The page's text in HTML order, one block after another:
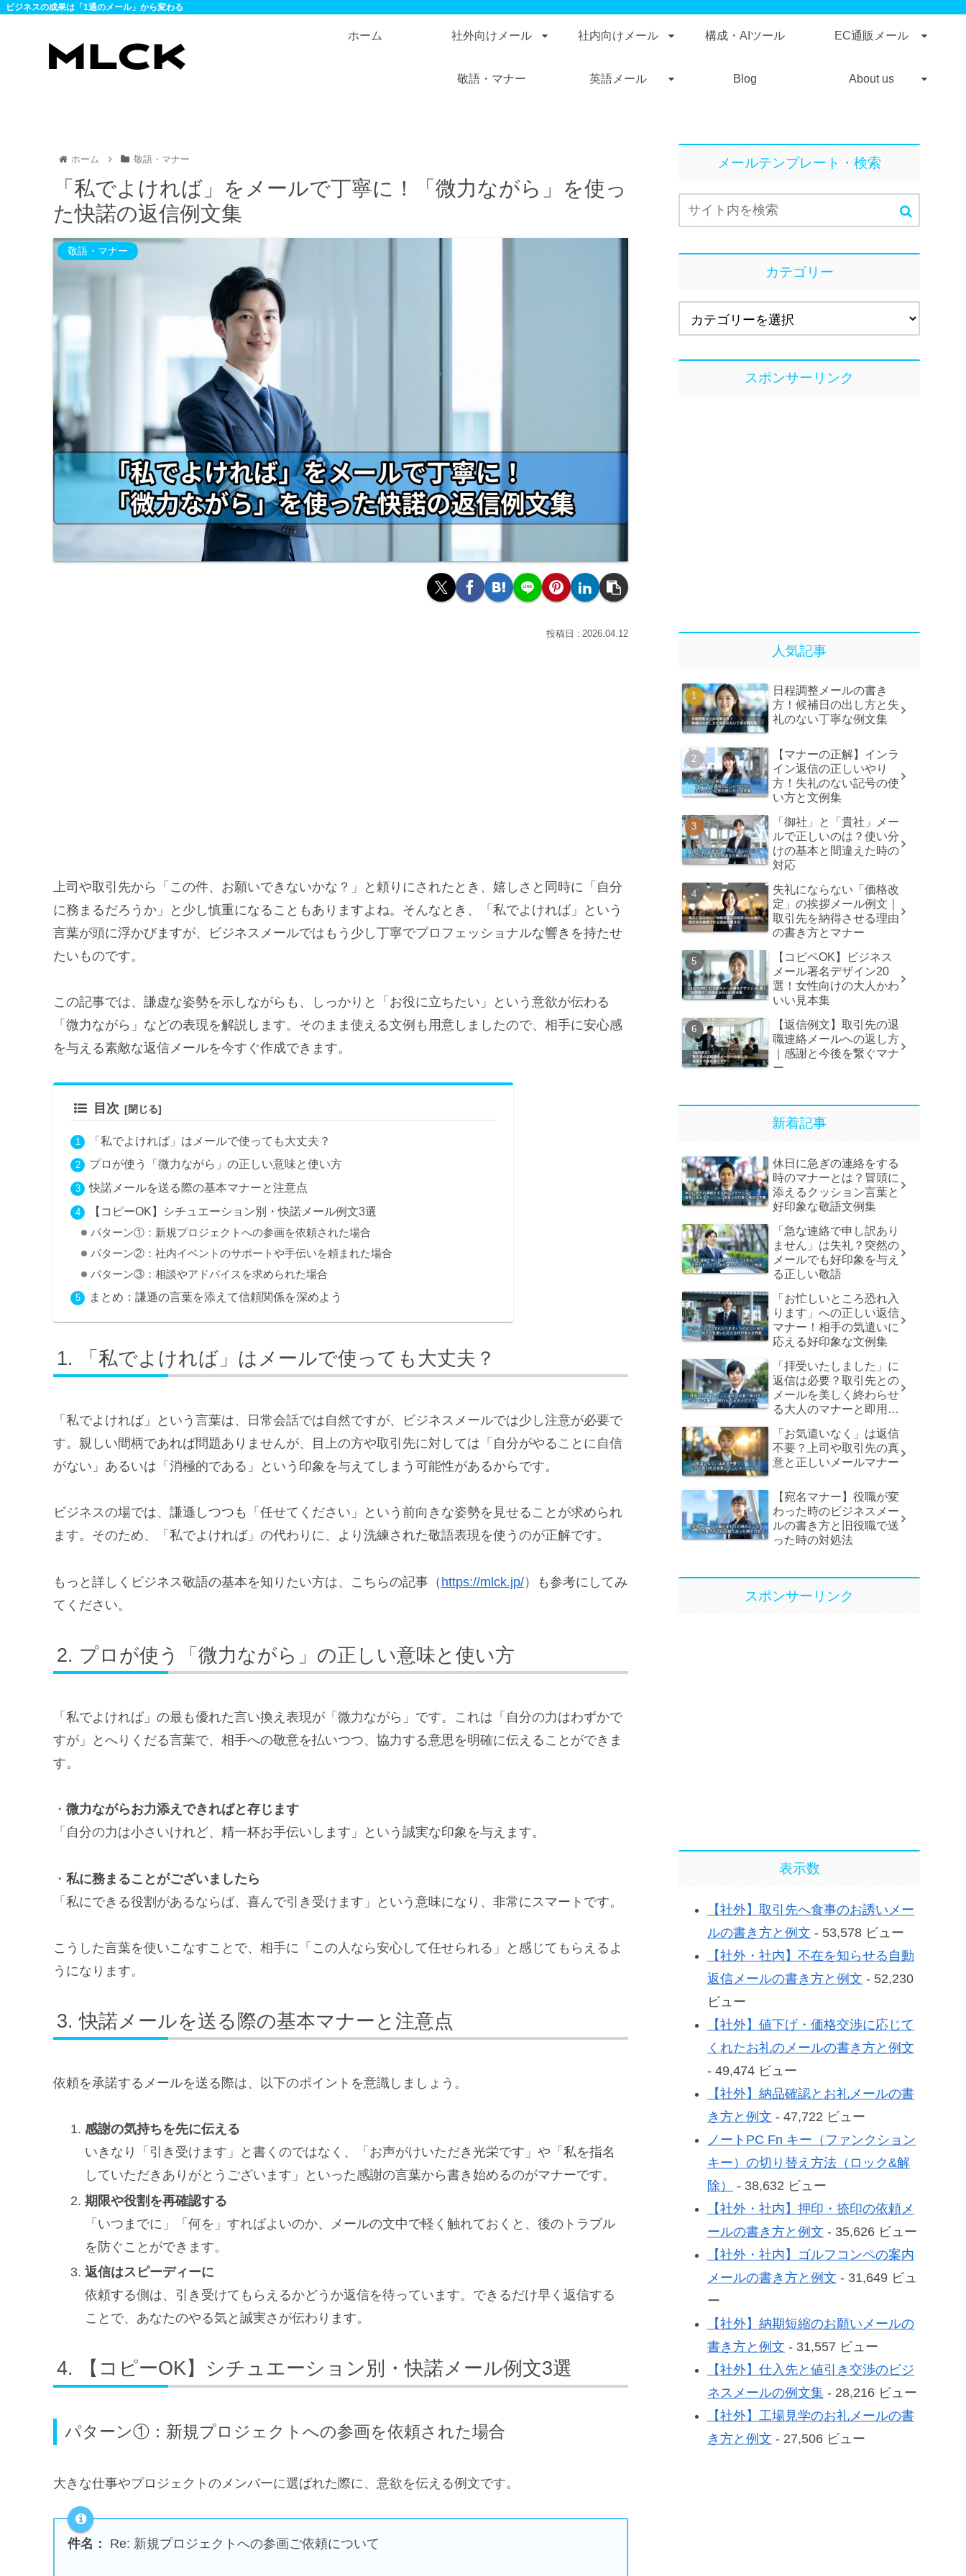
ビジネスの成果は「1通のメール」から変わる
ホーム 社外向けメール 社内向けメール 構成・AIツール EC通販メール
敬語・マナー 英語メール Blog About us
ホーム 敬語・マナー
「私でよければ」をメールで丁寧に！「微力ながら」を使っ
た快諾の返信例文集
敬語・マナー
2026.04.12
上司や取引先から「この件、お願いできないかな？」と頼りにされたとき、嬉しさと同時に「自分
に務まるだろうか」と少し慎重になることもありますよね。そんなとき、「私でよければ」という
言葉が頭に浮かびますが、ビジネスメールではもう少し丁寧でプロフェッショナルな響きを持たせ
たいものです。
この記事では、謙虚な姿勢を示しながらも、しっかりと「お役に立ちたい」という意欲が伝わる
「微力ながら」などの表現を解説します。そのまま使える文例も用意しましたので、相手に安心感
を与える素敵な返信メールを今すぐ作成できます。
目次
「私でよければ」はメールで使っても大丈夫？
プロが使う「微力ながら」の正しい意味と使い方
快諾メールを送る際の基本マナーと注意点
【コピーOK】シチュエーション別・快諾メール例文3選
パターン①：新規プロジェクトへの参画を依頼された場合
パターン②：社内イベントのサポートや手伝いを頼まれた場合
パターン③：相談やアドバイスを求められた場合
まとめ：謙遜の言葉を添えて信頼関係を深めよう
「私でよければ」はメールで使っても大丈夫？
「私でよければ」という言葉は、日常会話では自然ですが、ビジネスメールでは少し注意が必要で
す。親しい間柄であれば問題ありませんが、目上の方や取引先に対しては「自分がやることに自信
がない」あるいは「消極的である」という印象を与えてしまう可能性があるからです。
ビジネスの場では、謙遜しつつも「任せてください」という前向きな姿勢を見せることが求められ
ます。そのため、「私でよければ」の代わりに、より洗練された敬語表現を使うのが正解です。
もっと詳しくビジネス敬語の基本を知りたい方は、こちらの記事（ https://mlck.jp/）も参考にしてみ
てください。
プロが使う「微力ながら」の正しい意味と使い方
「私でよければ」の最も優れた言い換え表現が「微力ながら」です。これは「自分の力はわずかで
すが」とへりくだる言葉で、相手への敬意を払いつつ、協力する意思を明確に伝えることができま
す。
・ 微力ながらお力添えできればと存じます
「自分の力は小さいけれど、精一杯お手伝いします」という誠実な印象を与えます。
・ 私に務まることがございましたら
「私にできる役割があるならば、喜んで引き受けます」という意味になり、非常にスマートです。
こうした言葉を使いこなすことで、相手に「この人なら安心して任せられる」と感じてもらえるよ
うになります。
快諾メールを送る際の基本マナーと注意点
依頼を承諾するメールを送る際は、以下のポイントを意識しましょう。
感謝の気持ちを先に伝える
いきなり「引き受けます」と書くのではなく、「お声がけいただき光栄です」や「私を指名
していただきありがとうございます」といった感謝の言葉から書き始めるのがマナーです。
期限や役割を再確認する
「いつまでに」「何を」すればよいのか、メールの文中で軽く触れておくと、後のトラブル
を防ぐことができます。
返信はスピーディーに
依頼する側は、引き受けてもらえるかどうか返信を待っています。できるだけ早く返信する
ことで、あなたのやる気と誠実さが伝わります。
【コピーOK】シチュエーション別・快諾メール例文3選
パターン①：新規プロジェクトへの参画を依頼された場合
大きな仕事やプロジェクトのメンバーに選ばれた際に、意欲を伝える例文です。
件名： Re: 新規プロジェクトへの参画ご依頼について
メールテンプレート・検索
カテゴリー
スポンサーリンク
人気記事
日程調整メールの書き
方！候補日の出し方と失
礼のない丁寧な例文集
【マナーの正解】インラ
イン返信の正しいやり
方！失礼のない記号の使
い方と文例集
「御社」と「貴社」メー
ルで正しいのは？使い分
けの基本と間違えた時の
対応
失礼にならない「価格改
定」の挨拶メール例文｜
取引先を納得させる理由
の書き方とマナー
【コピペOK】ビジネス
メール署名デザイン20
選！女性向けの大人かわ
いい見本集
【返信例文】取引先の退
職連絡メールへの返し方
｜感謝と今後を繋ぐマナ
ー
新着記事
休日に急ぎの連絡をする
時のマナーとは？冒頭に
添えるクッション言葉と
好印象な敬語文例集
「急な連絡で申し訳あり
ません」は失礼？突然の
メールでも好印象を与え
る正しい敬語
「お忙しいところ恐れ入
ります」への正しい返信
マナー！相手の気遣いに
応える好印象な文例集
「拝受いたしました」に
返信は必要？取引先との
メールを美しく終わらせ
る大人のマナーと即用文
「お気遣いなく」は返信
不要？上司や取引先の真
意と正しいメールマナー
【宛名マナー】役職が変
わった時のビジネスメー
ルの書き方と旧役職で送
った時の対処法
スポンサーリンク
表示数
【社外】取引先へ食事のお誘いメー
ルの書き方と例文 - 53,578 ビュー
【社外・社内】不在を知らせる自動
返信メールの書き方と例文 - 52,230
ビュー
【社外】値下げ・価格交渉に応じて
くれたお礼のメールの書き方と例文
- 49,474 ビュー
【社外】納品確認とお礼メールの書
き方と例文 - 47,722 ビュー
ノートPC Fn キー（ファンクション
キー）の切り替え方法（ロック&解
除）
- 38,632 ビュー
【社外・社内】押印・捺印の依頼メ
ールの書き方と例文 - 35,626 ビュー
【社外・社内】ゴルフコンペの案内
メールの書き方と例文 - 31,649 ビュ
ー
【社外】納期短縮のお願いメールの
書き方と例文 - 31,557 ビュー
【社外】仕入先と値引き交渉のビジ
ネスメールの例文集 - 28,216 ビュー
【社外】工場見学のお礼メールの書
き方と例文 - 27,506 ビュー